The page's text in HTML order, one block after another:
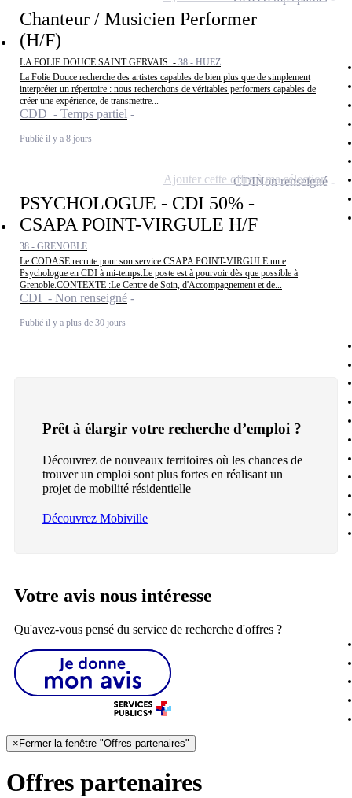
Chanteur / Musicien Performer
(H/F)
LA FOLIE DOUCE SAINT GERVAIS - 38 - HUEZ
La Folie Douce recherche des artistes capables de bien plus que de simplement
interpréter un répertoire : nous recherchons de véritables performers capables de
créer une expérience, de transmettre...
CDD - Temps partiel
Publié il y a 8 jours
PSYCHOLOGUE - CDI 50% -
CSAPA POINT-VIRGULE H/F
38 - GRENOBLE
Le CODASE recrute pour son service CSAPA POINT-VIRGULE un.e
Psychologue en CDI à mi-temps.Le poste est à pourvoir dès que possible à
Grenoble.CONTEXTE :Le Centre de Soin, d'Accompagnement et de...
CDI - Non renseigné
Publié il y a plus de 30 jours
CDINon renseigné
Ajouter cette offre à ma sélection
Prêt à élargir votre recherche d’emploi ?
Découvrez de nouveaux territoires où les chances de
trouver un emploi sont plus fortes en réalisant un
projet de mobilité résidentielle
Découvrez Mobiville
Votre avis nous intéresse
Qu'avez-vous pensé du service de recherche d'offres ?
× Fermer la fenêtre "Offres partenaires"
Offres partenaires